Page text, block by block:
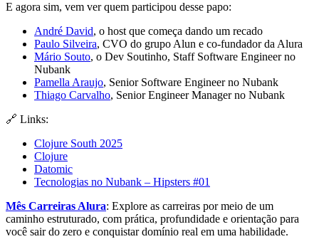
E agora sim, vem ver quem participou desse papo:
André David, o host que começa dando um recado
Paulo Silveira, CVO do grupo Alun e co-fundador da Alura
Mário Souto, o Dev Soutinho, Staff Software Engineer no
Nubank
Pamella Araujo, Senior Software Engineer no Nubank
Thiago Carvalho, Senior Engineer Manager no Nubank
🔗 Links:
Clojure South 2025
Clojure
Datomic
Tecnologias no Nubank – Hipsters #01
Mês Carreiras Alura: Explore as carreiras por meio de um
caminho estruturado, com prática, profundidade e orientação para
você sair do zero e conquistar domínio real em uma habilidade.